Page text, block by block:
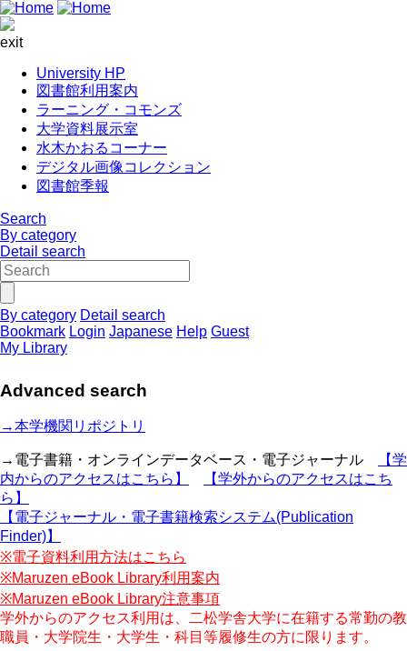
exit
University HP
図書館利用案内
ラーニング・コモンズ
大学資料展示室
水木かおるコーナー
デジタル画像コレクション
図書館季報
Search
By category
Detail search
By category Detail search
Bookmark Login Japanese Help Guest
My Library
Advanced search
→本学機関リポジトリ
→電子書籍・オンラインデータベース・電子ジャーナル
【学
内からのアクセスはこちら】
【学外からのアクセスはこち
ら】
【電子ジャーナル・電子書籍検索システム(Publication
Finder)】
※電子資料利用方法はこちら
※Maruzen eBook Library利用案内
※Maruzen eBook Library注意事項
学外からのアクセス利用は、二松学舎大学に在籍する常勤の教
職員・大学院生・大学生・科目等履修生の方に限ります。